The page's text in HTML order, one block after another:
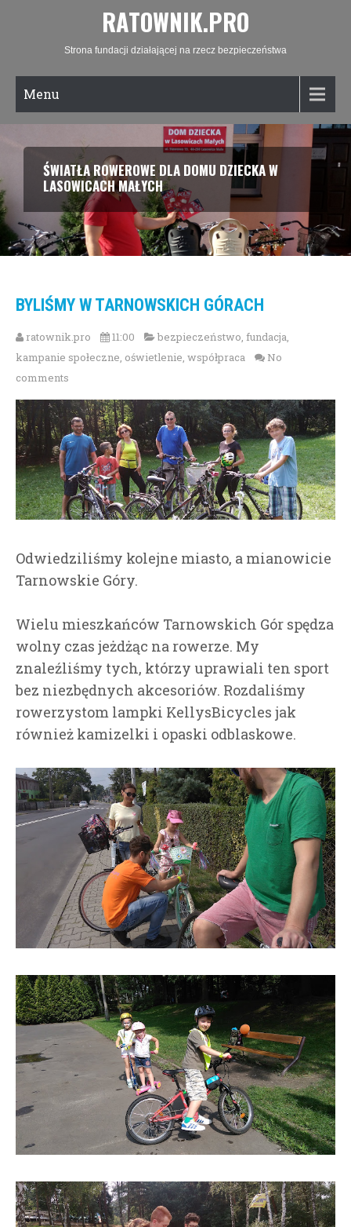
RATOWNIK.PRO
Strona fundacji działającej na rzecz bezpieczeństwa
Menu
ŚWIATŁA ROWEROWE DLA DOMU DZIECKA W
LASOWICACH MAŁYCH
BYLIŚMY W TARNOWSKICH GÓRACH
ratownik.pro 11:00 bezpieczeństwo, fundacja,
kampanie społeczne, oświetlenie, współpraca
No
comments
Odwiedziliśmy kolejne miasto, a mianowicie
Tarnowskie Góry.
Wielu mieszkańców Tarnowskich Gór spędza
wolny czas jeżdżąc na rowerze. My
znaleźliśmy tych, którzy uprawiali ten sport
bez niezbędnych akcesoriów. Rozdaliśmy
rowerzystom lampki KellysBicycles jak
również kamizelki i opaski odblaskowe.